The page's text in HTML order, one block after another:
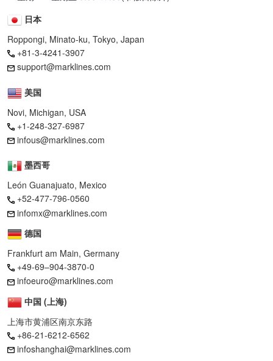
日本
Roppongi, Minato-ku, Tokyo, Japan
+81-3-4241-3907
support@marklines.com
美国
Novi, Michigan, USA
+1-248-327-6987
infous@marklines.com
墨西哥
León Guanajuato, Mexico
+52-477-796-0560
infomx@marklines.com
德国
Frankfurt am Main, Germany
+49-69–904-3870-0
infoeuro@marklines.com
中国 (上海)
上海市黄浦区南京东路
+86-21-6212-6562
infoshanghai@marklines.com